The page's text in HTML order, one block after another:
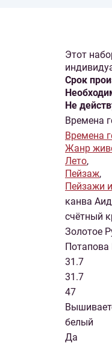
Этот
Cрок
Не
Времена
Времена
Жанр
Лето,
Пейзаж,
Пейзажи
канва
счётный
Золотое
Потапова
31.7
31.7
47
белый
Да